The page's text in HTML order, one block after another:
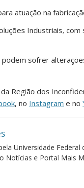
atuação na
Industriais,
sofrer
Região dos
, no Instagram e no
Universidade
Notícias e Portal Mais